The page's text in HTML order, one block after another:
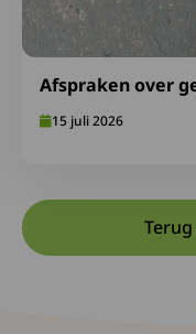
Afspraken over
15 juli 2026